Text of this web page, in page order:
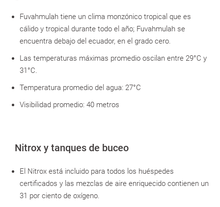
Fuvahmulah tiene un clima monzónico tropical que es
cálido y tropical durante todo el año; Fuvahmulah se
encuentra debajo del ecuador, en el grado cero.
Las temperaturas máximas promedio oscilan entre 29°C y
31°C.
Temperatura promedio del agua: 27°C
Visibilidad promedio: 40 metros
Nitrox y tanques de buceo
El Nitrox está incluido para todos los huéspedes
certificados y las mezclas de aire enriquecido contienen un
31 por ciento de oxígeno.